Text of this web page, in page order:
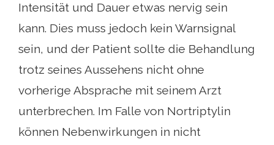
Intensität und Dauer etwas nervig sein
kann. Dies muss jedoch kein Warnsignal
sein, und der Patient sollte die Behandlung
trotz seines Aussehens nicht ohne
vorherige Absprache mit seinem Arzt
unterbrechen. Im Falle von Nortriptylin
können Nebenwirkungen in nicht